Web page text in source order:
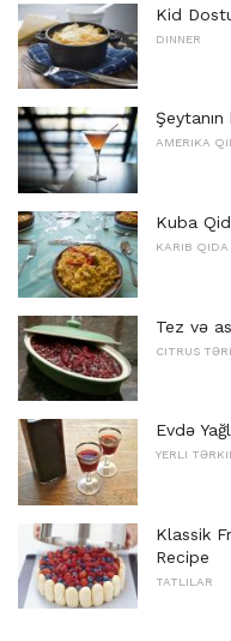
Kid
DINNER
AMERIKA
Kuba
KARIB QIDA
Tez və
CITRUS
Evdə
YERLI
Klassik
Recipe
TATLILAR